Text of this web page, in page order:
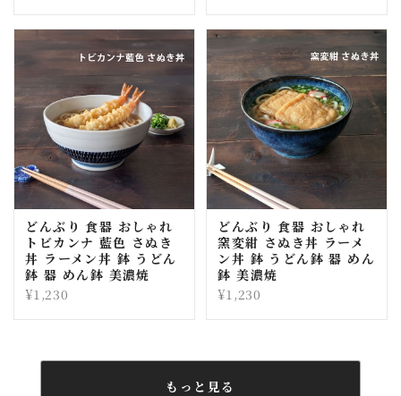
どんぶり 食器 おしゃれ
トビカンナ 藍色 さぬき
丼 ラーメン丼 鉢 うどん
鉢 器 めん鉢 美濃焼
¥1,230
どんぶり 食器 おしゃれ
窯変紺 さぬき丼 ラーメ
ン丼 鉢 うどん鉢 器 めん
鉢 美濃焼
¥1,230
もっと見る